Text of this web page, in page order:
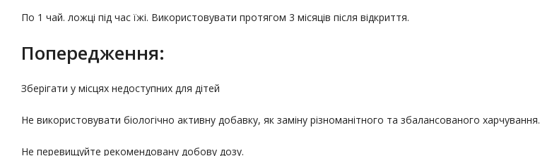
По 1 чай. ложці під час їжі. Використовувати протягом 3 місяців після відкриття.
Попередження:
Зберігати у місцях недоступних для дітей
Не використовувати біологічно активну добавку, як заміну різноманітного та збалансованого харчування.
Не перевищуйте рекомендовану добову дозу.